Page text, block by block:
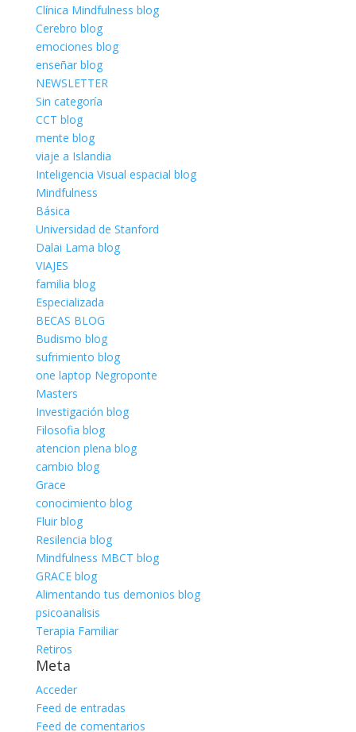
Clínica Mindfulness blog
Cerebro blog
emociones blog
enseñar blog
NEWSLETTER
Sin categoría
CCT blog
mente blog
viaje a Islandia
Inteligencia Visual espacial blog
Mindfulness
Básica
Universidad de Stanford
Dalai Lama blog
VIAJES
familia blog
Especializada
BECAS BLOG
Budismo blog
sufrimiento blog
one laptop Negroponte
Masters
Investigación blog
Filosofia blog
atencion plena blog
cambio blog
Grace
conocimiento blog
Fluir blog
Resilencia blog
Mindfulness MBCT blog
GRACE blog
Alimentando tus demonios blog
psicoanalisis
Terapia Familiar
Retiros
Meta
Acceder
Feed de entradas
Feed de comentarios